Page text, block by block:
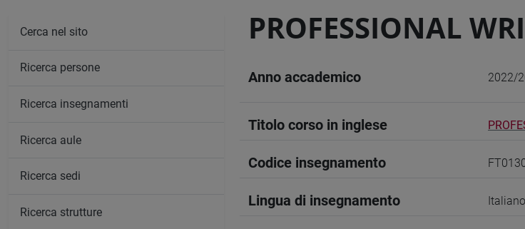
PROFESSIONAL
Anno accademico 2022/
Titolo corso in inglese
Codice insegnamento
Lingua di insegnamento Italiano
Cerca nel sito
Ricerca persone
Ricerca insegnamenti
Ricerca aule
Ricerca sedi
Ricerca strutture